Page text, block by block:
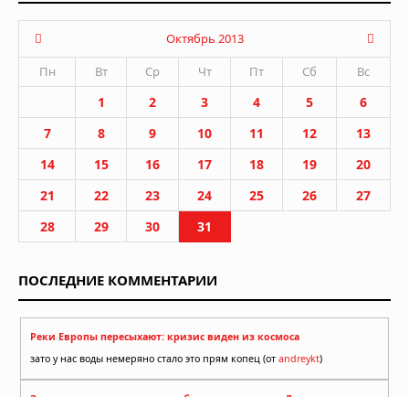
Октябрь 2013
Пн
Вт Ср Чт Пт Сб Вс
1 2 3 4 5
6
7
8 9 10 11 12
13
14
15 16 17 18 19
20
21
22 23 24 25 26
27
28
29 30 31
ПОСЛЕДНИЕ КОММЕНТАРИИ
Реки Европы пересыхают: кризис виден из космоса
зато у нас воды немеряно стало это прям копец (от andreykt)